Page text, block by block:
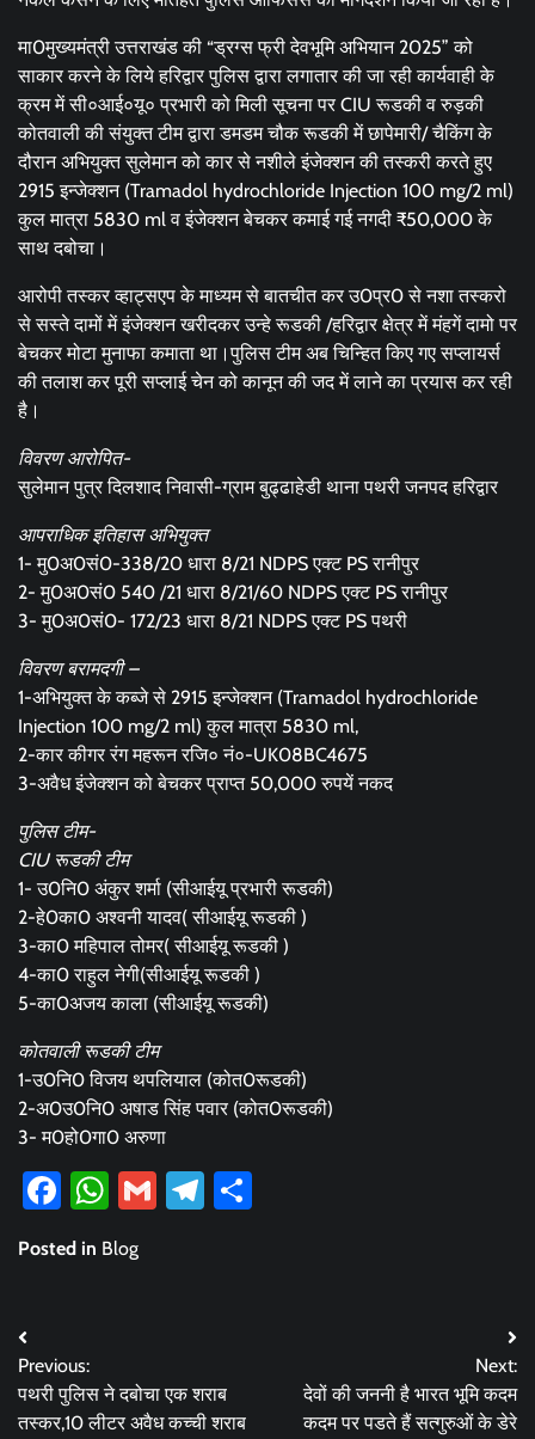
मा0मुख्यमंत्री उत्तराखंड की “ड्रग्स फ्री देवभूमि अभियान 2025” को
साकार करने के लिये हरिद्वार पुलिस द्वारा लगातार की जा रही कार्यवाही के
क्रम में सी०आई०यू० प्रभारी को मिली सूचना पर CIU रूडकी व रुड़की
कोतवाली की संयुक्त टीम द्वारा डमडम चौक रूडकी में छापेमारी/ चैकिंग के
दौरान अभियुक्त सुलेमान को कार से नशीले इंजेक्शन की तस्करी करते हुए
2915 इन्जेक्शन (Tramadol hydrochloride Injection 100 mg/2 ml)
कुल मात्रा 5830 ml व इंजेक्शन बेचकर कमाई गई नगदी ₹50,000 के
साथ दबोचा।
आरोपी तस्कर व्हाट्सएप के माध्यम से बातचीत कर उ0प्र0 से नशा तस्करो
से सस्ते दामों में इंजेक्शन खरीदकर उन्हे रूडकी /हरिद्वार क्षेत्र में मंहगें दामो पर
बेचकर मोटा मुनाफा कमाता था।पुलिस टीम अब चिन्हित किए गए सप्लायर्स
की तलाश कर पूरी सप्लाई चेन को कानून की जद में लाने का प्रयास कर रही
है।
विवरण आरोपित-
सुलेमान पुत्र दिलशाद निवासी-ग्राम बुढ्ढाहेडी थाना पथरी जनपद हरिद्वार
आपराधिक इतिहास अभियुक्त
1- मु0अ0सं0-338/20 धारा 8/21 NDPS एक्ट PS रानीपुर
2- मु0अ0सं0 540 /21 धारा 8/21/60 NDPS एक्ट PS रानीपुर
3- मु0अ0सं0- 172/23 धारा 8/21 NDPS एक्ट PS पथरी
विवरण बरामदगी –
1-अभियुक्त के कब्जे से 2915 इन्जेक्शन (Tramadol hydrochloride
Injection 100 mg/2 ml) कुल मात्रा 5830 ml,
2-कार कीगर रंग महरून रजि० नं०-UK08BC4675
3-अवैध इंजेक्शन को बेचकर प्राप्त 50,000 रुपयें नकद
पुलिस टीम-
CIU रूडकी टीम
1- उ0नि0 अंकुर शर्मा (सीआईयू प्रभारी रूडकी)
2-हे0का0 अश्वनी यादव( सीआईयू रूडकी )
3-का0 महिपाल तोमर( सीआईयू रूडकी )
4-का0 राहुल नेगी(सीआईयू रूडकी )
5-का0अजय काला (सीआईयू रूडकी)
कोतवाली रूडकी टीम
1-उ0नि0 विजय थपलियाल (कोत0रूडकी)
2-अ0उ0नि0 अषाड सिंह पवार (कोत0रूडकी)
3- म0हो0गा0 अरुणा
Facebook
WhatsApp
GmailTelegram
Posted in Blog
Post
navigation
Previous:
पथरी पुलिस ने दबोचा एक शराब
तस्कर,10 लीटर अवैध कच्ची शराब
Next:
देवों की जननी है भारत भूमि कदम
कदम पर पडते हैं सत्गुरुओं के डेरे